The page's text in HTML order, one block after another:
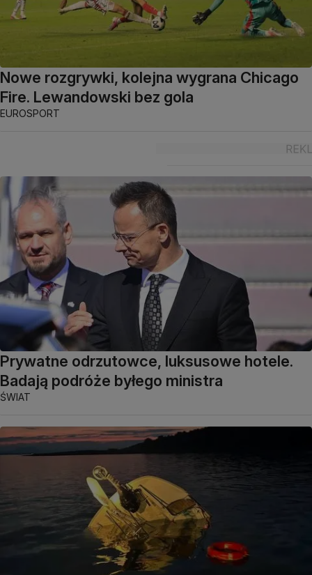
Nowe rozgrywki, kolejna wygrana Chicago
Fire. Lewandowski bez gola
EUROSPORT
Prywatne odrzutowce, luksusowe hotele.
Badają podróże byłego ministra
ŚWIAT